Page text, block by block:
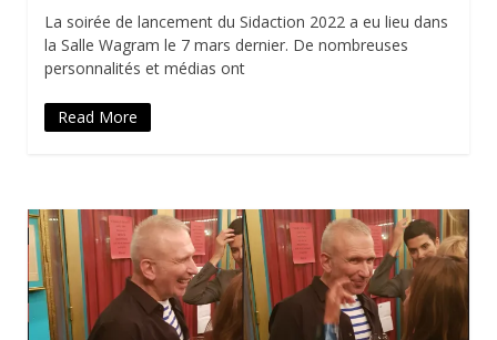
La soirée de lancement du Sidaction 2022 a eu lieu dans
la Salle Wagram le 7 mars dernier. De nombreuses
personnalités et médias ont
Read More